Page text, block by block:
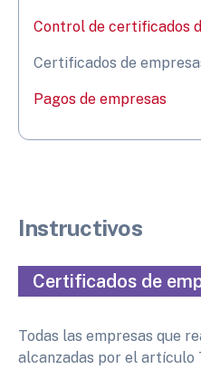
Control de certificados
Certificados de
Pagos de empresas
Instructivos
Certificados de
Todas las empresas que
alcanzadas por el artículo